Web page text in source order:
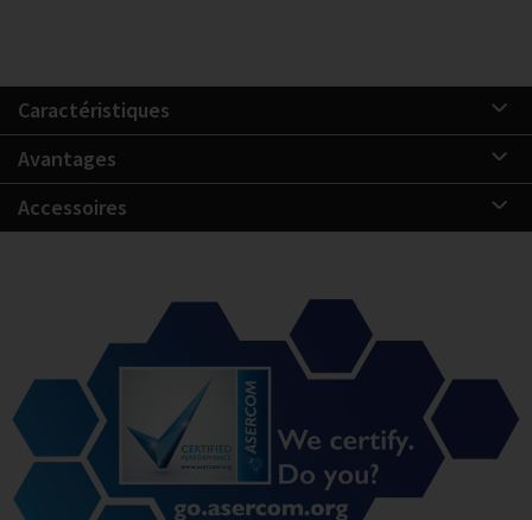
Caractéristiques
Avantages
Accessoires